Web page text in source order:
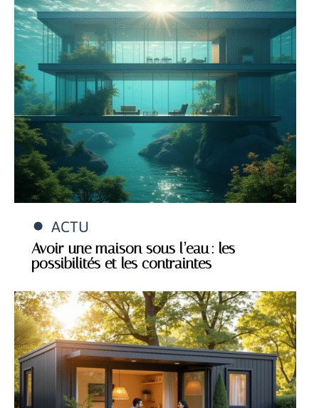
ACTU
Avoir une maison sous l’eau : les
possibilités et les contraintes